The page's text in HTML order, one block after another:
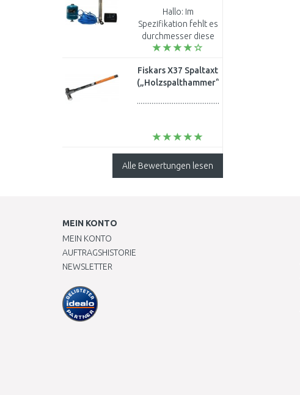
Konstantdruckpaket
mit 60 m Kabel
96160961
Hallo: Im
Spezifikation fehlt es
durchmesser diese
Pumpe! Im meine
100mm Pumpe eine
losen möglich, d.h
Fiskars X37 Spaltaxt
(„Holzspalthammer“)
(122160) 1001704
......................................................................................
Alle Bewertungen lesen
MEIN KONTO
MEIN KONTO
AUFTRAGSHISTORIE
NEWSLETTER